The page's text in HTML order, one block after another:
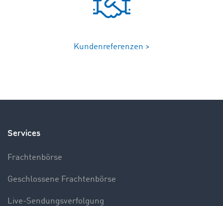
Kundenreferenzen >
Services
Frachtenbörse
Geschlossene Frachtenbörse
Live-Sendungsverfolgung